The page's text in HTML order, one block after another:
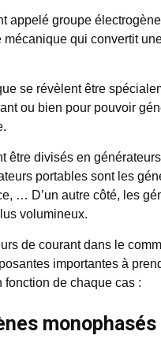
appelé groupe
mécanique qui convertit
se révèlent être
ou bien pour pouvoir
être divisés en
portables sont les
… D’un autre côté, les
volumineux.
de courant dans le
importantes à
de chaque cas :